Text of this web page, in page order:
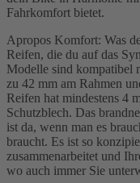
Fahrkomfort bietet.
Apropos Komfort: Was
Reifen, die du auf das
Modelle sind kompatibel
zu 42 mm am Rahmen
Reifen hat mindestens 4
Schutzblech. Das
ist da, wenn man es
braucht. Es ist so
zusammenarbeitet und
wo auch immer Sie